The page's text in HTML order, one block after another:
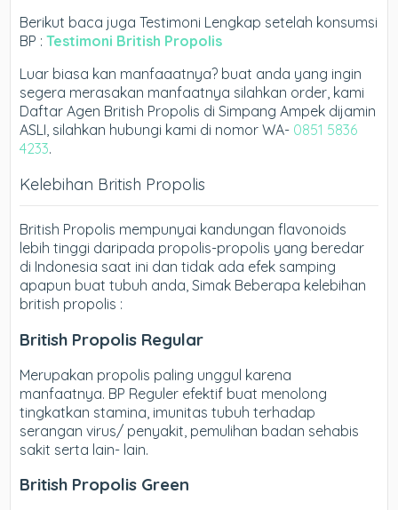
Berikut baca juga Testimoni Lengkap setelah konsumsi
BP :Testimoni British Propolis
Luar biasa kan manfaaatnya? buat anda yang ingin
segera merasakan manfaatnya silahkan order, kami
Daftar Agen British Propolis di Simpang Ampek dijamin
ASLI, silahkan hubungi kami di nomor WA- 0851 5836
4233.
Kelebihan British Propolis
British Propolis mempunyai kandungan flavonoids
lebih tinggi daripada propolis-propolis yang beredar
di Indonesia saat ini dan tidak ada efek samping
apapun buat tubuh anda, Simak Beberapa kelebihan
british propolis :
British Propolis Regular
Merupakan propolis paling unggul karena
manfaatnya. BP Reguler efektif buat menolong
tingkatkan stamina, imunitas tubuh terhadap
serangan virus/ penyakit, pemulihan badan sehabis
sakit serta lain- lain.
British Propolis Green